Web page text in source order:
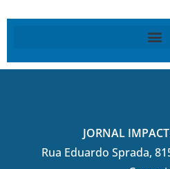
JORNAL
Rua Eduardo Sprada,